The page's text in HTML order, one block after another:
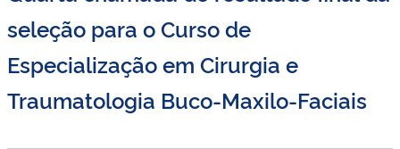
seleção para o Curso de
Especialização em Cirurgia e
Traumatologia Buco-Maxilo-Faciais